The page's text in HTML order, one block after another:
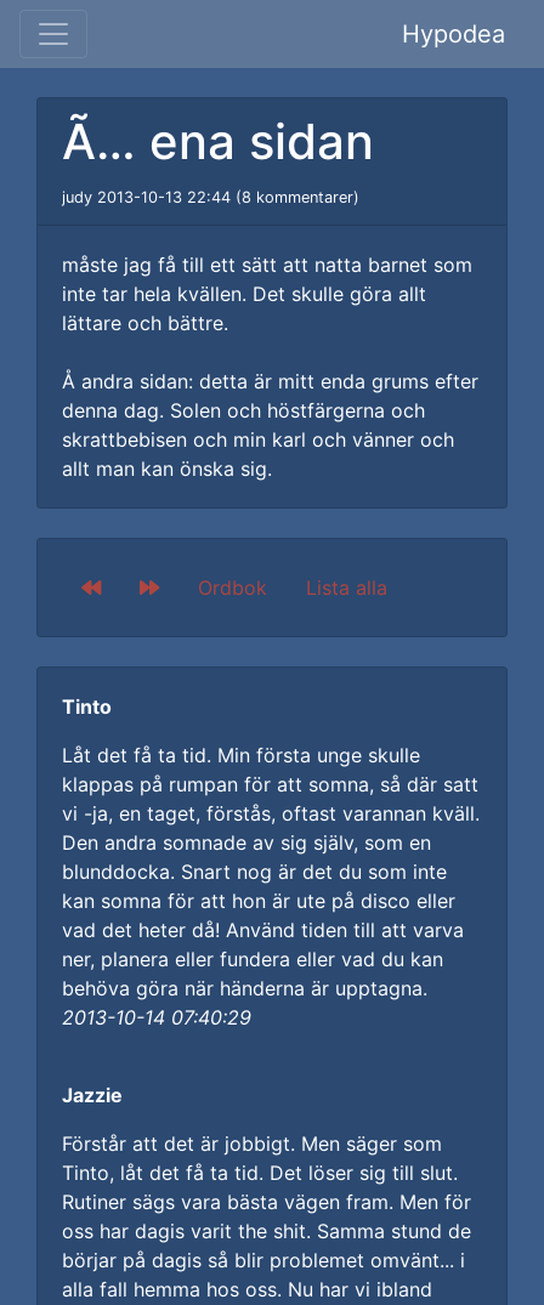
Hypodea
Ã… ena sidan
judy 2013-10-13 22:44 (8 kommentarer)
måste jag få till ett sätt att natta barnet som
inte tar hela kvällen. Det skulle göra allt
lättare och bättre.
Å andra sidan: detta är mitt enda grums efter
denna dag. Solen och höstfärgerna och
skrattbebisen och min karl och vänner och
allt man kan önska sig.
Ordbok Lista alla
Tinto
Låt det få ta tid. Min första unge skulle
klappas på rumpan för att somna, så där satt
vi -ja, en taget, förstås, oftast varannan kväll.
Den andra somnade av sig själv, som en
blunddocka. Snart nog är det du som inte
kan somna för att hon är ute på disco eller
vad det heter då! Använd tiden till att varva
ner, planera eller fundera eller vad du kan
behöva göra när händerna är upptagna.
2013-10-14 07:40:29
Jazzie
Förstår att det är jobbigt. Men säger som
Tinto, låt det få ta tid. Det löser sig till slut.
Rutiner sägs vara bästa vägen fram. Men för
oss har dagis varit the shit. Samma stund de
börjar på dagis så blir problemet omvänt... i
alla fall hemma hos oss. Nu har vi ibland